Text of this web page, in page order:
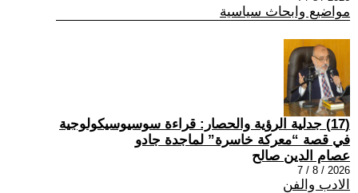
مواضيع وابحاث سياسية
(17) جدلية الرؤية والحصار: قراءة سوسيوسيكولوجية
في قصة “معركة خاسرة” لماجدة جادو
عصام الدين صالح
2026 / 8 / 7
الادب والفن